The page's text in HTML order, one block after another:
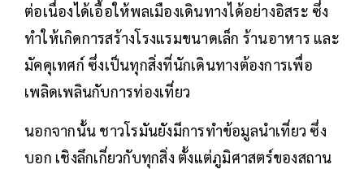
ต่อเนื่องได้เอื้อให้พลเมืองเดินทางได้อย่างอิสระ ซึ่ง
ทำให้เกิดการสร้างโรงแรมขนาดเล็ก ร้านอาหาร และ
มัคคุเทศก์ ซึ่งเป็นทุกสิ่งที่นักเดินทางต้องการเพื่อ
เพลิดเพลินกับการท่องเที่ยว
นอกจากนั้น ชาวโรมันยังมีการทำข้อมูลนำเที่ยว ซึ่ง
บอก เชิงลึกเกี่ยวกับทุกสิ่ง ตั้งแต่ภูมิศาสตร์ของสถาน